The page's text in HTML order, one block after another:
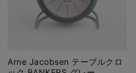
Arne Jacobsen テーブルクロ